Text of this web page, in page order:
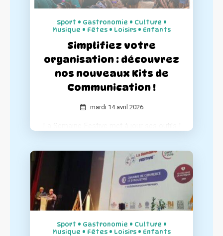
Sport • Gastronomie • Culture •
Musique • Fêtes • Loisirs • Enfants
Simplifiez votre
organisation : découvrez
nos nouveaux Kits de
Communication !
mardi 14 avril 2026
La Semaine Festive met à jour ses outils !
garantir le succès de chaque événement,
nous avons entièrement repensé nos kits
de communication pour les rendre plus
complets et simples d'utilisation.
Sport • Gastronomie • Culture •
Musique • Fêtes • Loisirs • Enfants